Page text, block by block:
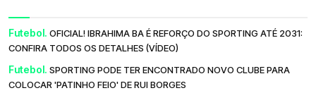
Futebol. OFICIAL! IBRAHIMA BA É REFORÇO DO SPORTING ATÉ 2031:
CONFIRA TODOS OS DETALHES (VÍDEO)
Futebol. SPORTING PODE TER ENCONTRADO NOVO CLUBE PARA
COLOCAR 'PATINHO FEIO' DE RUI BORGES